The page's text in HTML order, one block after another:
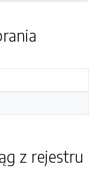
z rejestru